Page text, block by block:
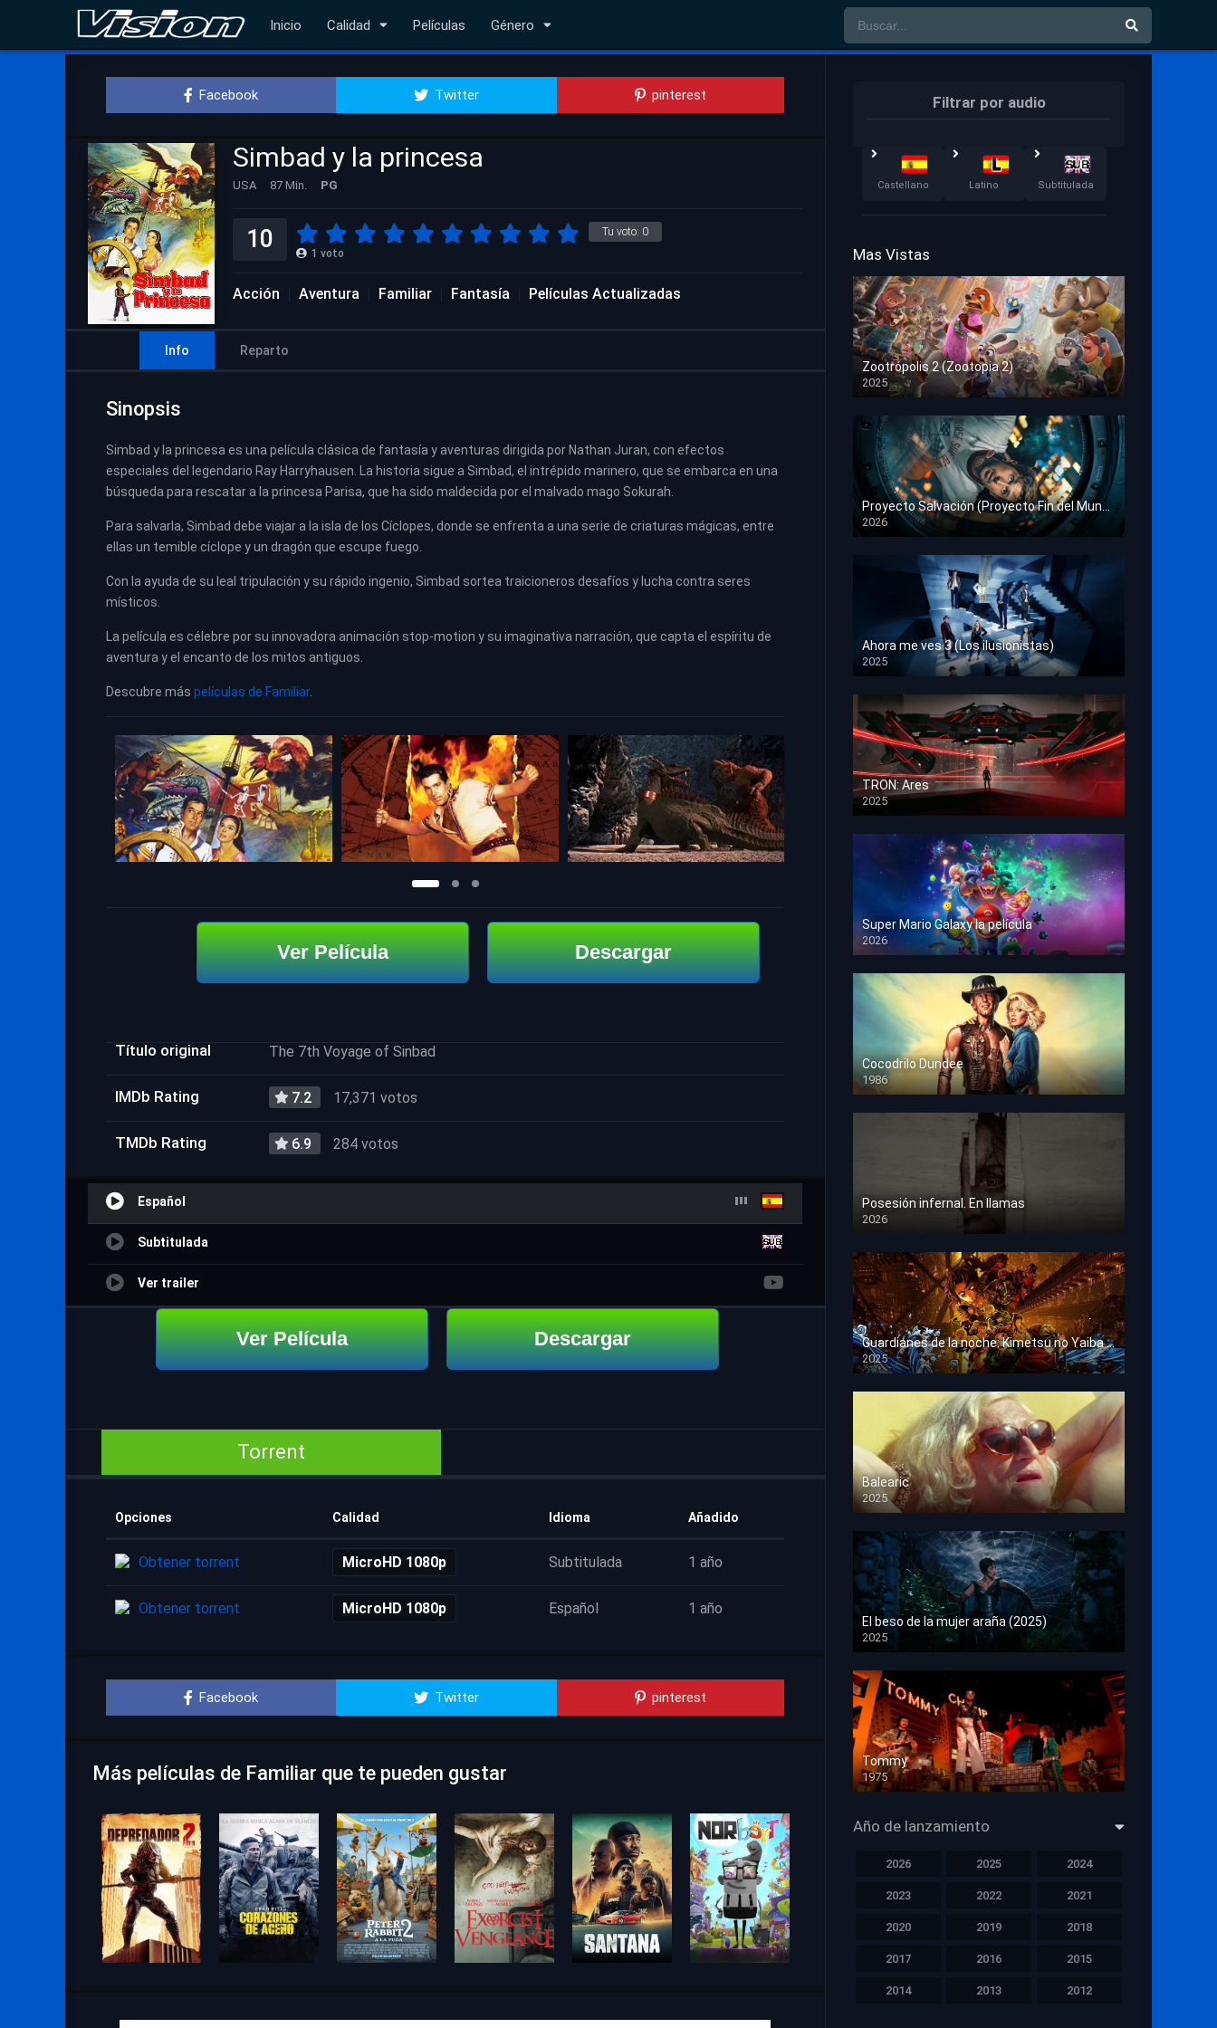
Inicio Calidad Películas Género
Facebook Twitter pinterest
Simbad y la princesa
USA 87 Min. PG
Tu voto: 0
10 1 voto
Acción Aventura Familiar Fantasía Películas Actualizadas
Info Reparto
Sinopsis
Simbad y la princesa es una película clásica de fantasía y aventuras dirigida por Nathan Juran, con efectos
especiales del legendario Ray Harryhausen. La historia sigue a Simbad, el intrépido marinero, que se embarca en una
búsqueda para rescatar a la princesa Parisa, que ha sido maldecida por el malvado mago Sokurah.
Para salvarla, Simbad debe viajar a la isla de los Cíclopes, donde se enfrenta a una serie de criaturas mágicas, entre
ellas un temible cíclope y un dragón que escupe fuego.
Con la ayuda de su leal tripulación y su rápido ingenio, Simbad sortea traicioneros desafíos y lucha contra seres
místicos.
La película es célebre por su innovadora animación stop-motion y su imaginativa narración, que capta el espíritu de
aventura y el encanto de los mitos antiguos.
Descubre más películas de Familiar.
Ver Película Descargar
Título original The 7th Voyage of Sinbad
IMDb Rating 7.2 17,371 votos
TMDb Rating 6.9 284 votos
Español
Subtitulada
Ver trailer
Ver Película Descargar
Torrent
Opciones Calidad Idioma Añadido
Obtener torrent MicroHD 1080p Subtitulada 1 año
Obtener torrent MicroHD 1080p Español 1 año
Facebook Twitter pinterest
Más películas de Familiar que te pueden gustar
Filtrar por audio
Castellano Latino Subtitulada
Mas Vistas
Zootrópolis 2 (Zootopia 2)
2025
HD 1080p
Proyecto Salvación (Proyecto Fin del Mundo)
2026
HD 1080p
Ahora me ves 3 (Los ilusionistas)
2025
HD 1080p
TRON: Ares
2025
HD 1080p
Super Mario Galaxy la película
2026
HD 1080p
Cocodrilo Dundee
1986
HD 1080p
Posesión infernal. En llamas
2026
HD 1080p
Guardianes de la noche: Kimetsu no Yaiba La fortaleza infinita
2025
HD 1080p
Balearic
2025
HD 1080p
El beso de la mujer araña (2025)
2025
HD 1080p
Tommy
1975
HD 1080p
Año de lanzamiento
2026 2025 2024
2023 2022 2021
2020 2019 2018
2017 2016 2015
2014 2013 2012